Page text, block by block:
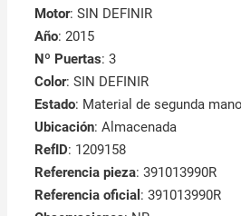
Motor: SIN DEFINIR
Año: 2015
Nº Puertas: 3
Color: SIN DEFINIR
Estado: Material de segunda mano
Ubicación: Almacenada
RefID: 1209158
Referencia pieza: 391013990R
Referencia oficial : 391013990R